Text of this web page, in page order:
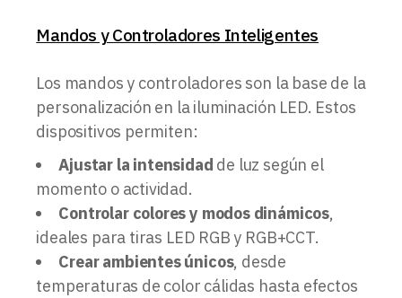
Mandos y Controladores Inteligentes
Los mandos y controladores son la base de la
personalización en la iluminación LED. Estos
dispositivos permiten:
Ajustar la intensidad de luz según el
momento o actividad.
Controlar colores y modos dinámicos,
ideales para tiras LED RGB y RGB+CCT.
Crear ambientes únicos, desde
temperaturas de color cálidas hasta efectos